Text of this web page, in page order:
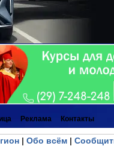
Реклама Контакты
| Обо всём|